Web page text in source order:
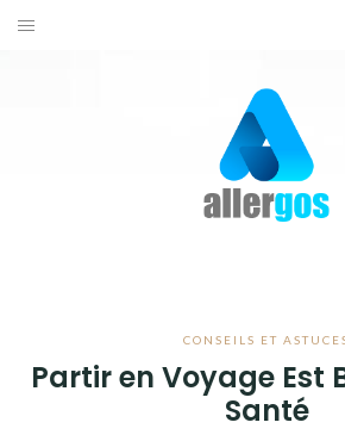
Aller
CONSEILS ET
Partir en Voyage Est
Santé